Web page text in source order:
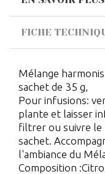
FICHE
Mélange
sachet de 35 g,
Pour infusions:
plante et laisser
filtrer ou suivre le
sachet.
l'ambiance du
Composition